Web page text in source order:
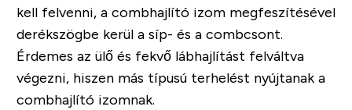
kell felvenni, a combhajlító izom megfeszítésével
derékszögbe kerül a síp- és a combcsont.
Érdemes az ülő és fekvő lábhajlítást felváltva
végezni, hiszen más típusú terhelést nyújtanak a
combhajlító izomnak.